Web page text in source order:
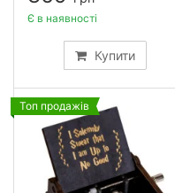
Купити
Є в наявності
Топ продажів